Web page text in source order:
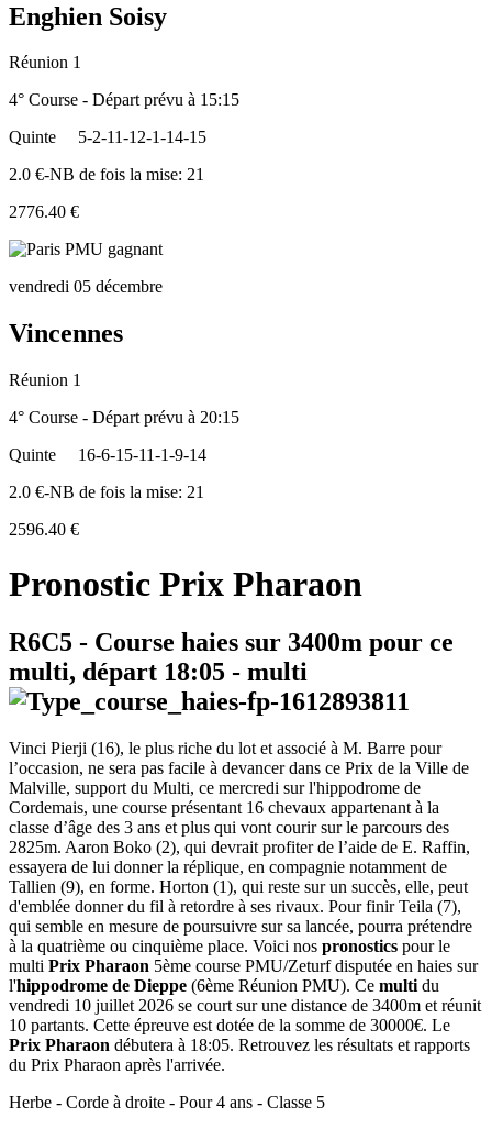
Enghien Soisy
Réunion 1
4° Course - Départ prévu à 15:15
Quinte
5-2-11-12-1-14-15
2.0 €-NB de fois la mise: 21
2776.40 €
vendredi 05 décembre
Vincennes
Réunion 1
4° Course - Départ prévu à 20:15
Quinte
16-6-15-11-1-9-14
2.0 €-NB de fois la mise: 21
2596.40 €
Pronostic Prix Pharaon
R6C5 - Course haies sur 3400m pour ce
multi, départ 18:05 - multi
Vinci Pierji (16), le plus riche du lot et associé à M. Barre pour
l’occasion, ne sera pas facile à devancer dans ce Prix de la Ville de
Malville, support du Multi, ce mercredi sur l'hippodrome de
Cordemais, une course présentant 16 chevaux appartenant à la
classe d’âge des 3 ans et plus qui vont courir sur le parcours des
2825m. Aaron Boko (2), qui devrait profiter de l’aide de E. Raffin,
essayera de lui donner la réplique, en compagnie notamment de
Tallien (9), en forme. Horton (1), qui reste sur un succès, elle, peut
d'emblée donner du fil à retordre à ses rivaux. Pour finir Teila (7),
qui semble en mesure de poursuivre sur sa lancée, pourra prétendre
à la quatrième ou cinquième place. Voici nos pronostics pour le
multi Prix Pharaon 5ème course PMU/Zeturf disputée en haies sur
l'hippodrome de Dieppe (6ème Réunion PMU). Ce multi du
vendredi 10 juillet 2026 se court sur une distance de 3400m et réunit
10 partants. Cette épreuve est dotée de la somme de 30000€. Le
Prix Pharaon débutera à 18:05. Retrouvez les résultats et rapports
du Prix Pharaon après l'arrivée.
Herbe - Corde à droite - Pour 4 ans - Classe 5